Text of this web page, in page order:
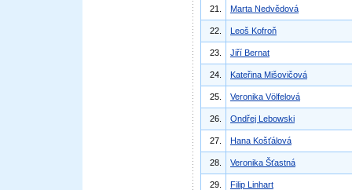
21. Marta Nedvědová
22. Leoš Kofroň
23. Jiří Bernat
24. Kateřina Mišovičová
25. Veronika Völfelová
26. Ondřej Lebowski
27. Hana Košťálová
28. Veronika Šťastná
29. Filip Linhart